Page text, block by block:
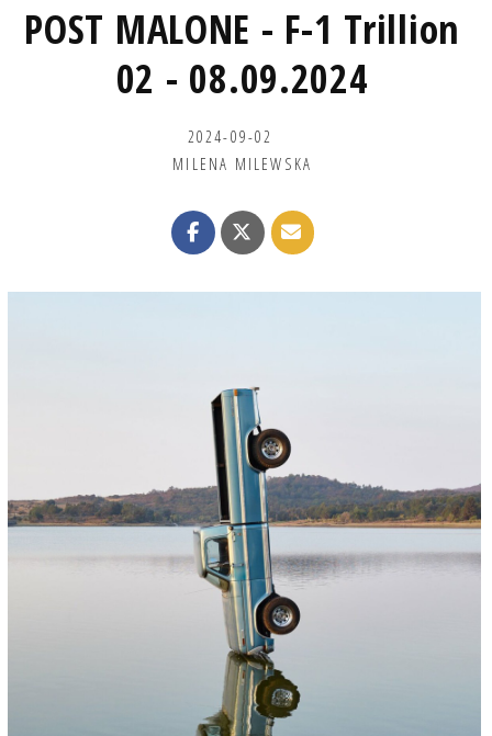
POST MALONE - F-1 Trillion
02 - 08.09.2024
2024-09-02
MILENA MILEWSKA